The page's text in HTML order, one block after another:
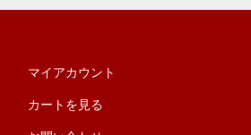
マイアカウント
カートを見る